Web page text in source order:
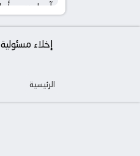
آسيا, دوري
إخلاء
الرئيسية